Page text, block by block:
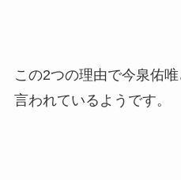
この2つの理由で今泉佑
言われているようです。